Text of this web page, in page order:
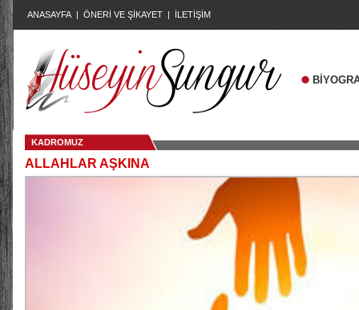
ANASAYFA | ÖNERİ VE ŞİKAYET | İLETİŞİM
KADROMUZ
ALLAHLAR AŞKINA